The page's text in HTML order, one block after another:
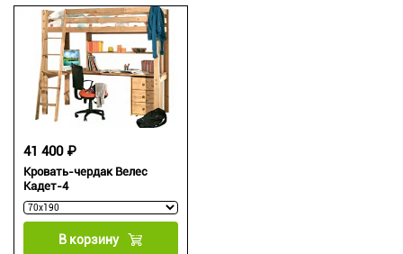
Кровать-чердак Велес
Кадет-4
41 400 ₽
В корзину